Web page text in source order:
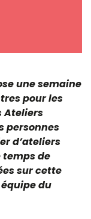
une semaine
pour les
Ateliers
personnes
d’ateliers
temps de
sur cette
du